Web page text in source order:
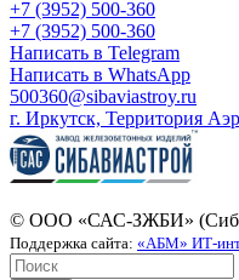
+7 (3952) 500-360
+7 (3952) 500-360
Написать в Telegram
Написать в WhatsApp
500360@sibaviastroy.ru
г. Иркутск, Территория
© ООО «САС-ЗЖБИ»
Поддержка сайта: «АБМ» ИТ-